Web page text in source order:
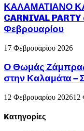
ΚΑΛΑΜΑΤΙΑΝΟ
CARNIVAL
Φεβρουαρίου
17 Φεβρουαρίου 2026
Ο Θωμάς
στην Καλαμάτα
12 Φεβρουαρίου 202612
Kατηγορίες